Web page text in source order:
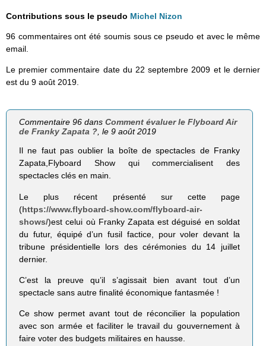
Contributions sous le pseudo Michel Nizon
96 commentaires ont été soumis sous ce pseudo et avec le même
email.
Le premier commentaire date du 22 septembre 2009 et le dernier
est du 9 août 2019.
Commentaire 96 dansComment évaluer le Flyboard Air
de Franky Zapata ?, le 9 août 2019
Il ne faut pas oublier la boîte de spectacles de Franky
Zapata,Flyboard Show qui commercialisent des
spectacles clés en main.
Le plus récent présenté sur cette page
(https://www.flyboard-show.com/flyboard-air-
shows/)est celui où Franky Zapata est déguisé en soldat
du futur, équipé d’un fusil factice, pour voler devant la
tribune présidentielle lors des cérémonies du 14 juillet
dernier.
C’est la preuve qu’il s’agissait bien avant tout d’un
spectacle sans autre finalité économique fantasmée !
Ce show permet avant tout de réconcilier la population
avec son armée et faciliter le travail du gouvernement à
faire voter des budgets militaires en hausse.